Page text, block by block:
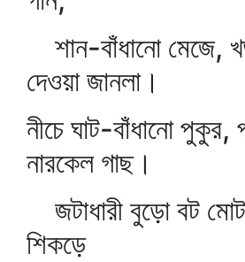
শান-বাঁধানো মেজে,
দেওয়া জানলা।
নীচে ঘাট-বাঁধানো পুকুর,
নারকেল গাছ।
জটাধারী বুড়ো বট
শিকড়ে